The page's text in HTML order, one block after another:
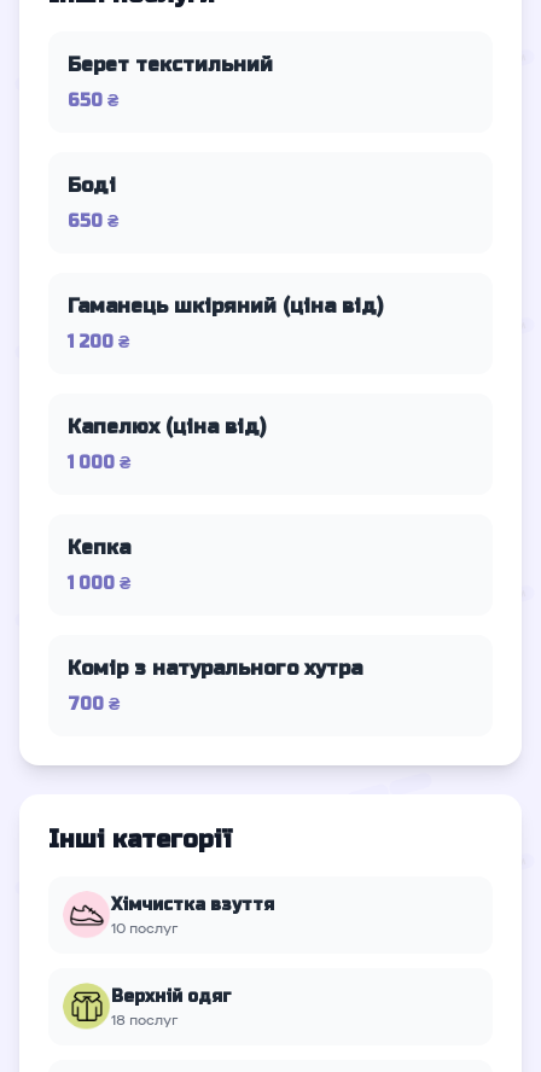
Берет текстильний
650 ₴
Боді
650 ₴
Гаманець шкіряний (ціна від)
1 200 ₴
Капелюх (ціна від)
1 000 ₴
Кепка
1 000 ₴
Комір з натурального хутра
700 ₴
Інші категорії
Хімчистка взуття
10 послуг
Верхній oдяг
18 послуг